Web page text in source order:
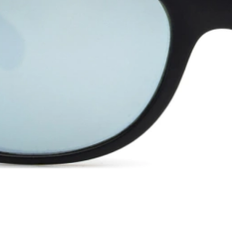
52 mm
Širina leće